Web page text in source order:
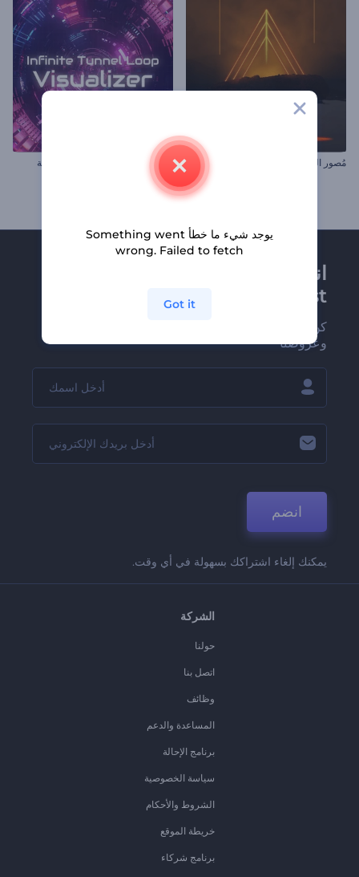
مُصور الموسيقى العميقة تكنو تجسيد بصري بحلقات نفقية لا نهائية
انضم إلى نشرة
Renderforest الإخبارية
كن من بين أوائل من يستلمون أحدث أخبارنا
وعروضنا
انضم
يمكنك إلغاء اشتراكك بسهولة في أي وقت.
الشركة
حولنا
اتصل بنا
وظائف
المساعدة والدعم
برنامج الإحالة
سياسة الخصوصية
الشروط والأحكام
خريطة الموقع
برنامج شركاء
يوجد شيء ما خطأ Something went
wrong. Failed to fetch
Got it